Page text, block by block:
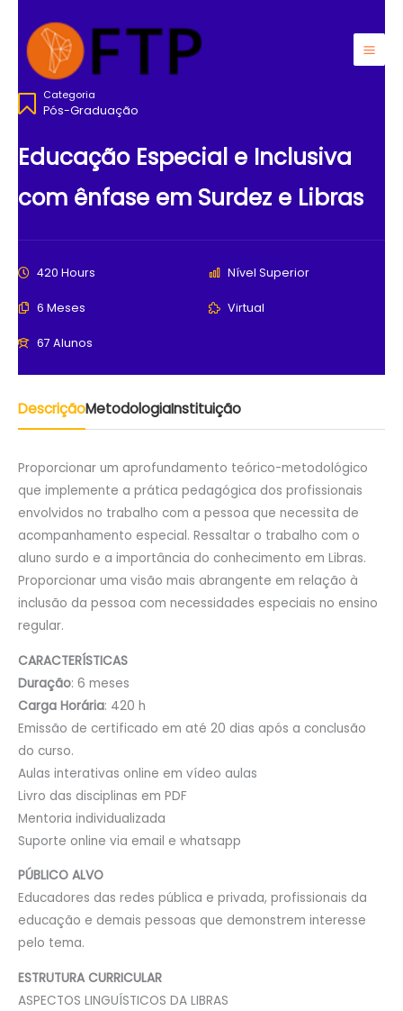
conteúdo
Categoria
Pós-Graduação
Educação Especial e Inclusiva
com ênfase em Surdez e Libras
420 Hours Nível Superior
6 Meses Virtual
67 Alunos
DescriçãoMetodologiaInstituição
Proporcionar um aprofundamento teórico-metodológico
que implemente a prática pedagógica dos profissionais
envolvidos no trabalho com a pessoa que necessita de
acompanhamento especial. Ressaltar o trabalho com o
aluno surdo e a importância do conhecimento em Libras.
Proporcionar uma visão mais abrangente em relação à
inclusão da pessoa com necessidades especiais no ensino
regular.
CARACTERÍSTICAS
Duração: 6 meses
Carga Horária: 420 h
Emissão de certificado em até 20 dias após a conclusão
do curso.
Aulas interativas online em vídeo aulas
Livro das disciplinas em PDF
Mentoria individualizada
Suporte online via email e whatsapp
PÚBLICO ALVO
Educadores das redes pública e privada, profissionais da
educação e demais pessoas que demonstrem interesse
pelo tema.
ESTRUTURA CURRICULAR
ASPECTOS LINGUÍSTICOS DA LIBRAS